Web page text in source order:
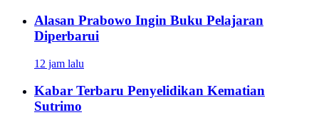
Alasan Prabowo Ingin Buku Pelajaran
Diperbarui
12 jam lalu
Kabar Terbaru Penyelidikan Kematian
Sutrimo